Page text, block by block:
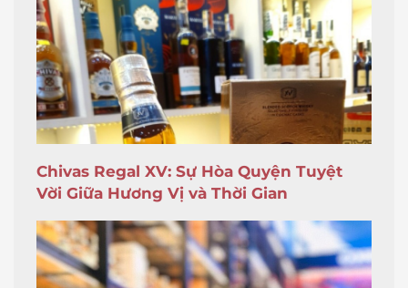
Chivas Regal XV: Sự Hòa Quyện Tuyệt
Vời Giữa Hương Vị và Thời Gian